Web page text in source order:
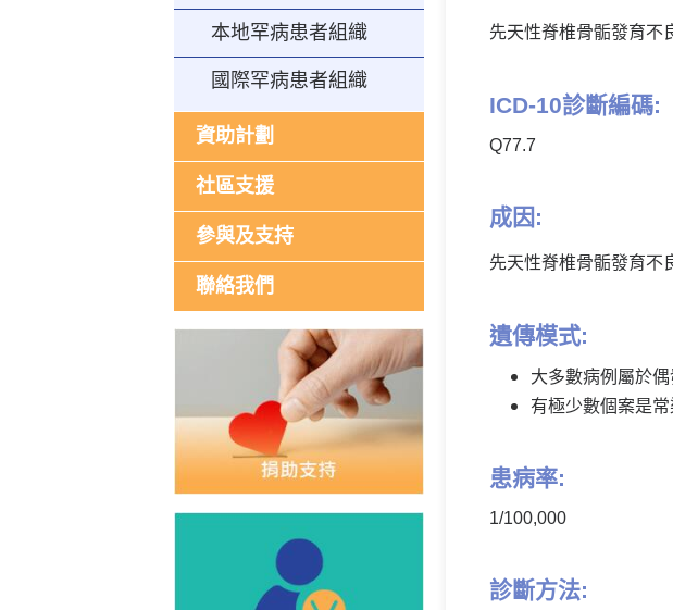
本地罕病患者組織
國際罕病患者組織
資助計劃
社區支援
參與及支持
聯絡我們
先天性脊椎骨骺發育不
ICD-10診斷編碼:
Q77.7
成因:
先天性脊椎骨骺發育不
遺傳模式:
大多數病例屬於偶
有極少數個案是
患病率:
1/100,000
診斷方法: